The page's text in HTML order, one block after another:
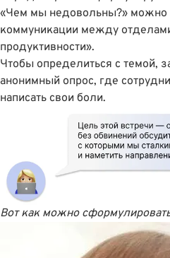
«Чем мы недовольны?» можно
коммуникации между
продуктивности».
Чтобы определиться с темой,
анонимный опрос, где
написать свои боли.
Вот как можно